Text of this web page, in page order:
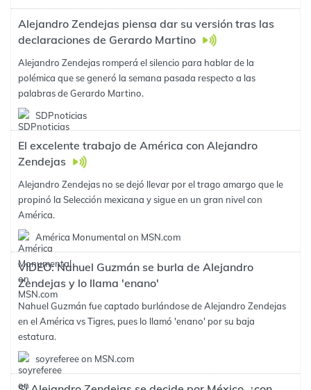
Alejandro Zendejas piensa dar su versión tras las
declaraciones de Gerardo Martino
Alejandro Zendejas romperá el silencio para hablar de la
polémica que se generó la semana pasada respecto a las
palabras de Gerardo Martino.
SDPnoticias
El excelente trabajo de América con Alejandro
Zendejas
Alejandro Zendejas no se dejó llevar por el trago amargo que le
propinó la Selección mexicana y sigue en un gran nivel con
América.
América Monumental on MSN.com
VIDEO: Nahuel Guzmán se burla de Alejandro
Zendejas y lo llama 'enano'
Nahuel Guzmán fue captado burlándose de Alejandro Zendejas
en el América vs Tigres, pues lo llamó 'enano' por su baja
estatura.
soyreferee on MSN.com